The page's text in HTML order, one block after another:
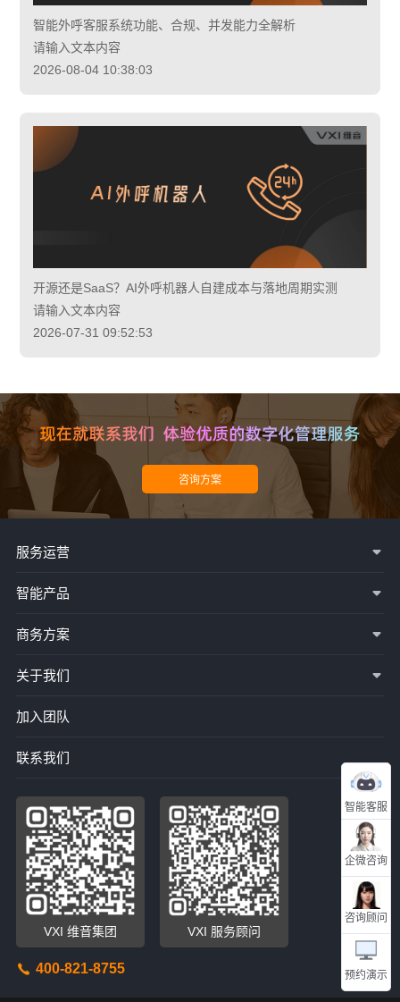
智能外呼客服系统功能、合规、并发能力全解析
请输入文本内容
2026-08-04 10:38:03
开源还是SaaS？AI外呼机器人自建成本与落地周期实测
请输入文本内容
2026-07-31 09:52:53
智能客服
企微咨询
咨询顾问
预约演示
服务运营
智能产品
商务方案
关于我们
加入团队
联系我们
VXI 维音集团 VXI 服务顾问
400-821-8755